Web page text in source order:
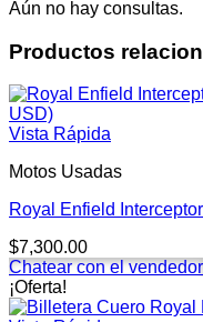
Aún no hay consultas.
Productos
Vista Rápida
Motos Usadas
Royal Enfield
$7,300.00
Chatear con el vendedor
¡Oferta!